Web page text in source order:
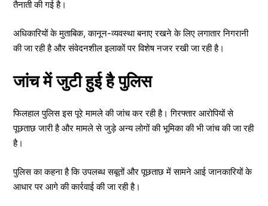
तैनाती की गई है।
अधिकारियों के मुताबिक, कानून-व्यवस्था बनाए रखने के लिए लगातार निगरानी
की जा रही है और संवेदनशील इलाकों पर विशेष नजर रखी जा रही है।
जांच में जुटी हुई है पुलिस
फिलहाल पुलिस इस पूरे मामले की जांच कर रही है। गिरफ्तार आरोपियों से
पूछताछ जारी है और मामले से जुड़े अन्य लोगों की भूमिका की भी जांच की जा रही
है।
पुलिस का कहना है कि उपलब्ध सबूतों और पूछताछ में सामने आई जानकारियों के
आधार पर आगे की कार्रवाई की जा रही है।